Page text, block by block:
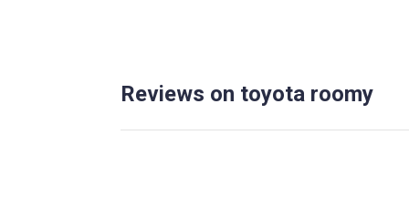
Reviews on toyota roomy